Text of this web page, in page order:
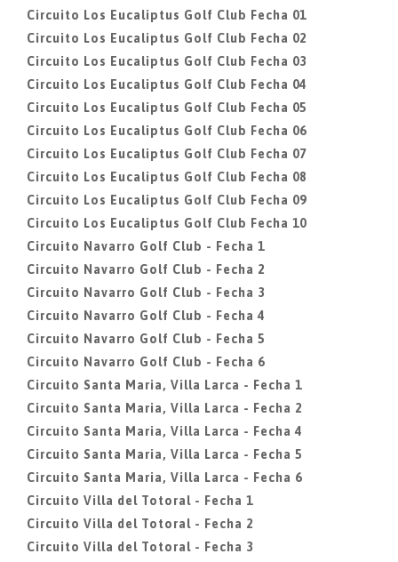
Circuito Los Eucaliptus Golf Club Fecha 01
Circuito Los Eucaliptus Golf Club Fecha 02
Circuito Los Eucaliptus Golf Club Fecha 03
Circuito Los Eucaliptus Golf Club Fecha 04
Circuito Los Eucaliptus Golf Club Fecha 05
Circuito Los Eucaliptus Golf Club Fecha 06
Circuito Los Eucaliptus Golf Club Fecha 07
Circuito Los Eucaliptus Golf Club Fecha 08
Circuito Los Eucaliptus Golf Club Fecha 09
Circuito Los Eucaliptus Golf Club Fecha 10
Circuito Navarro Golf Club - Fecha 1
Circuito Navarro Golf Club - Fecha 2
Circuito Navarro Golf Club - Fecha 3
Circuito Navarro Golf Club - Fecha 4
Circuito Navarro Golf Club - Fecha 5
Circuito Navarro Golf Club - Fecha 6
Circuito Santa Maria, Villa Larca - Fecha 1
Circuito Santa Maria, Villa Larca - Fecha 2
Circuito Santa Maria, Villa Larca - Fecha 4
Circuito Santa Maria, Villa Larca - Fecha 5
Circuito Santa Maria, Villa Larca - Fecha 6
Circuito Villa del Totoral - Fecha 1
Circuito Villa del Totoral - Fecha 2
Circuito Villa del Totoral - Fecha 3